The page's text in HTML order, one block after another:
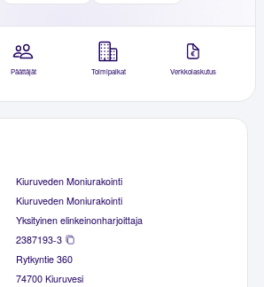
Päättäjät Toimipaikat Verkkolaskutus
Kiuruveden Moniurakointi
Kiuruveden Moniurakointi
Yksityinen elinkeinonharjoittaja
2387193-3
Rytkyntie 360
74700 Kiuruvesi